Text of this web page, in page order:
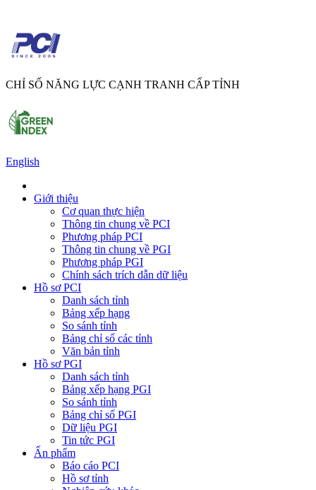
CHỈ SỐ NĂNG LỰC CẠNH TRANH CẤP TỈNH
English
Giới thiệu
Cơ quan thực hiện
Thông tin chung về PCI
Phương pháp PCI
Thông tin chung về PGI
Phương pháp PGI
Chính sách trích dẫn dữ liệu
Hồ sơ PCI
Danh sách tỉnh
Bảng xếp hạng
So sánh tỉnh
Bảng chỉ số các tỉnh
Văn bản tỉnh
Hồ sơ PGI
Danh sách tỉnh
Bảng xếp hạng PGI
So sánh tỉnh
Bảng chỉ số PGI
Dữ liệu PGI
Tin tức PGI
Ấn phẩm
Báo cáo PCI
Hồ sơ tỉnh